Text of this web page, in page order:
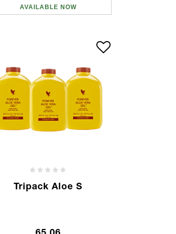
AVAILABLE NOW
Tripack Aloe S